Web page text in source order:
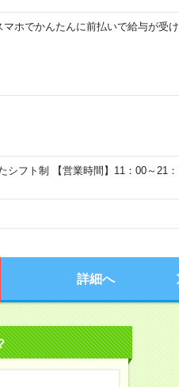
ホでかんたんに前払いで給与が受け
フト制 【営業時間】11：00～21：
詳細へ